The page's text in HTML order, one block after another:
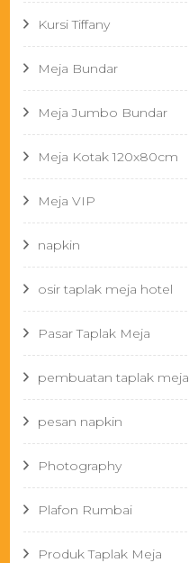
Kursi Tiffany
Meja Bundar
Meja Jumbo Bundar
Meja Kotak 120x80cm
Meja VIP
napkin
osir taplak meja hotel
Pasar Taplak Meja
pembuatan taplak meja
pesan napkin
Photography
Plafon Rumbai
Produk Taplak Meja